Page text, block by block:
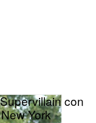
con
York